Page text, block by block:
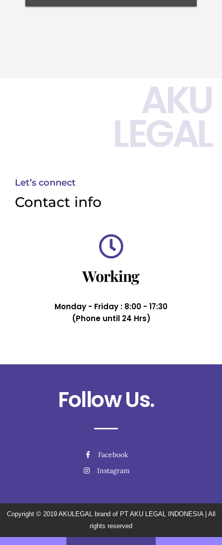
AKU
LEGAL
Let’s connect
Contact info
Working
Monday - Friday : 8:00 - 17:30
(Phone until 24 Hrs)
Follow Us.
Facebook
Instagram
Copyright © 2019 AKULEGAL brand of PT AKU LEGAL INDONESIA| All
rights reserved